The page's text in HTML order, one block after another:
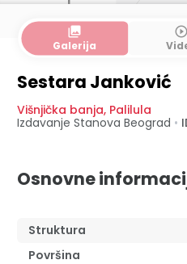
collections
Galerija
play_circle_outline
Sestara Janković
Višnjička banja, Palilula
Izdavanje Stanova Beograd •
Osnovne
Struktura
Površina